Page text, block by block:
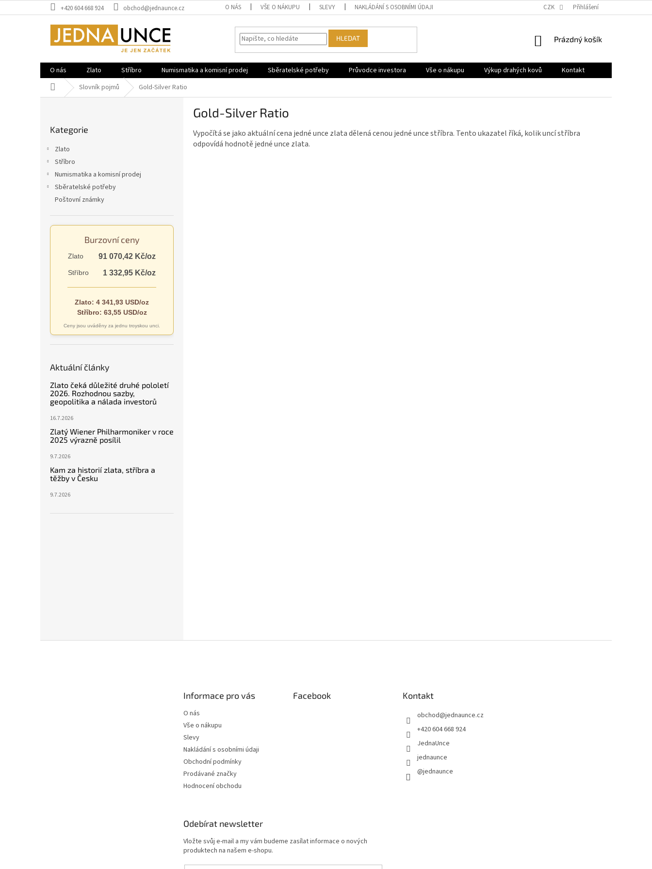
na
+420 604 668 924 obchod@jednaunce.cz O NÁS VŠE O NÁKUPU SLEVY NAKLÁDÁNÍ S OSOBNÍMI ÚDAJI PRODÁVANÉ ZNAČKY
CZK Přihlášení
HLEDAT
NÁKUPNÍ
Prázdný košík
O nás Zlato Stříbro Numismatika a komisní prodej Sběratelské potřeby Průvodce investora Vše o nákupu Výkup drahých kovů
Kontakt
Domů Slovník pojmů Gold-Silver Ratio
kategorie
Kategorie
Zlato
Stříbro
Numismatika a komisní prodej
Sběratelské potřeby
Poštovní známky
Burzovní ceny
Zlato 91 070,42 Kč/oz
Stříbro 1 332,95 Kč/oz
Zlato: 4 341,93 USD/oz
Stříbro: 63,55 USD/oz
Ceny jsou uváděny za jednu troyskou unci.
Aktuální články
Zlato čeká důležité druhé pololetí
2026. Rozhodnou sazby,
geopolitika a nálada investorů
16.7.2026
Zlatý Wiener Philharmoniker v roce
2025 výrazně posílil
9.7.2026
Kam za historií zlata, stříbra a
těžby v Česku
9.7.2026
Gold-Silver Ratio
Vypočítá se jako aktuální cena jedné unce zlata dělená cenou jedné unce stříbra. Tento ukazatel říká, kolik uncí stříbra
odpovídá hodnotě jedné unce zlata.
Informace pro vás
O nás
Vše o nákupu
Slevy
Nakládání s osobními údaji
Obchodní podmínky
Prodávané značky
Hodnocení obchodu
Facebook Kontakt
obchod@jednaunce.cz
+420 604 668 924
JednaUnce
jednaunce
@jednaunce
Odebírat newsletter
Vložte svůj e-mail a my vám budeme zasílat informace o nových
produktech na našem e-shopu.